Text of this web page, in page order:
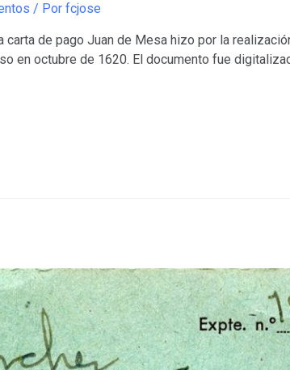
/ Por fcjose
de pago Juan de Mesa hizo por la
en octubre de 1620. El documento fue